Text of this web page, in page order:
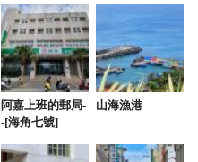
阿嘉上班的郵局-
-[海角七號]
山海漁港